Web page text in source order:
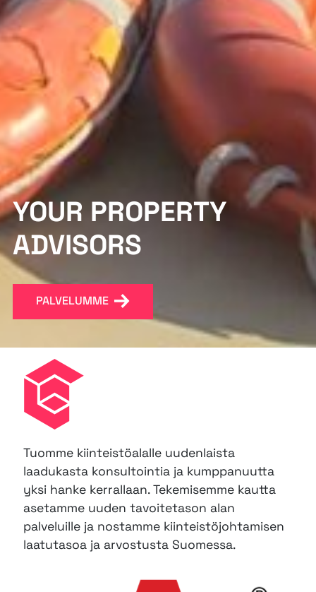
YOUR PROPERTY
ADVISORS
PALVELUMME
Tuomme kiinteistöalalle uudenlaista
laadukasta konsultointia ja kumppanuutta
yksi hanke kerrallaan.Tekemisemme kautta
asetamme uuden tavoitetason alan
palveluille ja nostamme kiinteistöjohtamisen
laatutasoa ja arvostusta Suomessa.